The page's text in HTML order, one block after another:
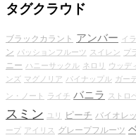
タグクラウド
ブラックカラント アンバー イ
ン パッションフルーツ スイレン プ
ニー ハニーサックル ネロリ ウッデ
ンズ マグノリア パイナップル ガー
ン・ノート ライチ バニラ ストロ
スミン
ユリ ピーチ バイオレ
ープ
アイリス グレープフルーツ